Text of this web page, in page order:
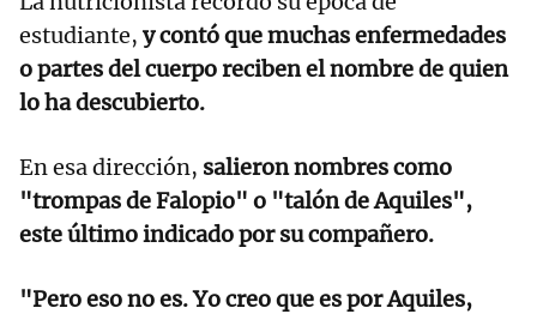
estudiante, y contó que muchas enfermedades
o partes del cuerpo reciben el nombre de quien
lo ha descubierto.
En esa dirección, salieron nombres como
"trompas de Falopio" o "talón de Aquiles",
este último indicado por su compañero.
"Pero eso no es. Yo creo que es por Aquiles,